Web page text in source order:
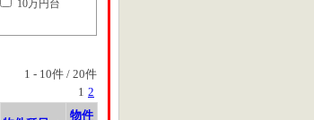
10万円台
1 - 10件 / 20件
1 2
物件